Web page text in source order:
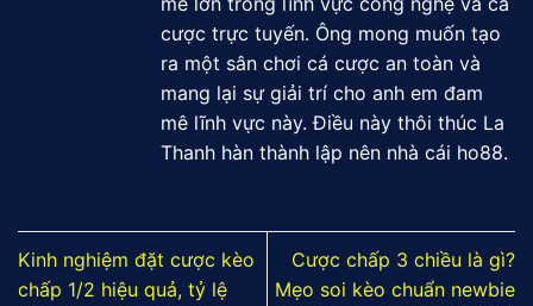
cược trực tuyến. Ông mong muốn tạo
ra một sân chơi cá cược an toàn và
mang lại sự giải trí cho anh em đam
mê lĩnh vực này. Điều này thôi thúc La
Thanh hàn thành lập nên nhà cái ho88.
Kinh nghiệm đặt cược kèo
chấp 1/2 hiệu quả, tỷ lệ
Cược chấp 3 chiều là gì?
Mẹo soi kèo chuẩn newbie